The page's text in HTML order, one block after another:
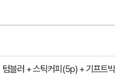
텀블러 + 스틱커피(5p) + 기프트